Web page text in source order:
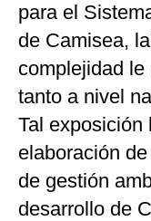
para el
de Camisea,
complejidad
tanto a nivel
Tal exposición
elaboración
de gestión
desarrollo de